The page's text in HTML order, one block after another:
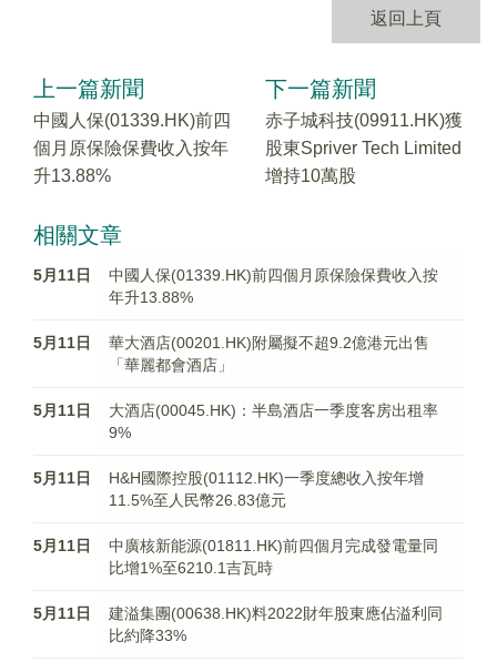
返回上頁
上一篇新聞
中國人保(01339.HK)前四
個月原保險保費收入按年
升13.88%
下一篇新聞
赤子城科技(09911.HK)獲
股東Spriver Tech Limited
增持10萬股
相關文章
5月11日
中國人保(01339.HK)前四個月原保險保費收入按
年升13.88%
5月11日
華大酒店(00201.HK)附屬擬不超9.2億港元出售
「華麗都會酒店」
5月11日
大酒店(00045.HK)：半島酒店一季度客房出租率
9%
5月11日
H&H國際控股(01112.HK)一季度總收入按年增
11.5%至人民幣26.83億元
5月11日
中廣核新能源(01811.HK)前四個月完成發電量同
比增1%至6210.1吉瓦時
5月11日
建溢集團(00638.HK)料2022財年股東應佔溢利同
比約降33%